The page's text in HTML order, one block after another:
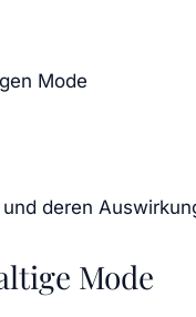
Mode
deren
Mode